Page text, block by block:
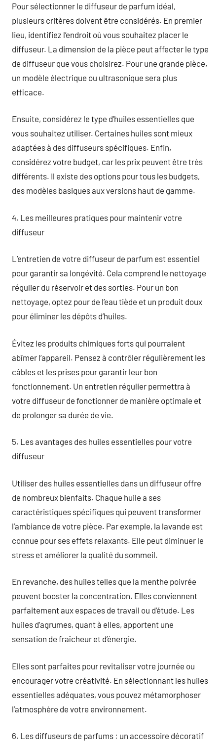
Pour sélectionner le diffuseur de parfum idéal,
plusieurs critères doivent être considérés. En premier
lieu, identifiez l’endroit où vous souhaitez placer le
diffuseur. La dimension de la pièce peut affecter le type
de diffuseur que vous choisirez. Pour une grande pièce,
un modèle électrique ou ultrasonique sera plus
efficace.
Ensuite, considérez le type d’huiles essentielles que
vous souhaitez utiliser. Certaines huiles sont mieux
adaptées à des diffuseurs spécifiques. Enfin,
considérez votre budget, car les prix peuvent être très
différents. Il existe des options pour tous les budgets,
des modèles basiques aux versions haut de gamme.
4. Les meilleures pratiques pour maintenir votre
diffuseur
L’entretien de votre diffuseur de parfum est essentiel
pour garantir sa longévité. Cela comprend le nettoyage
régulier du réservoir et des sorties. Pour un bon
nettoyage, optez pour de l’eau tiède et un produit doux
pour éliminer les dépôts d’huiles.
Évitez les produits chimiques forts qui pourraient
abîmer l’appareil. Pensez à contrôler régulièrement les
câbles et les prises pour garantir leur bon
fonctionnement. Un entretien régulier permettra à
votre diffuseur de fonctionner de manière optimale et
de prolonger sa durée de vie.
5. Les avantages des huiles essentielles pour votre
diffuseur
Utiliser des huiles essentielles dans un diffuseur offre
de nombreux bienfaits. Chaque huile a ses
caractéristiques spécifiques qui peuvent transformer
l’ambiance de votre pièce. Par exemple, la lavande est
connue pour ses effets relaxants. Elle peut diminuer le
stress et améliorer la qualité du sommeil.
En revanche, des huiles telles que la menthe poivrée
peuvent booster la concentration. Elles conviennent
parfaitement aux espaces de travail ou d’étude. Les
huiles d’agrumes, quant à elles, apportent une
sensation de fraîcheur et d’énergie.
Elles sont parfaites pour revitaliser votre journée ou
encourager votre créativité. En sélectionnant les huiles
essentielles adéquates, vous pouvez métamorphoser
l’atmosphère de votre environnement.
6. Les diffuseurs de parfums : un accessoire décoratif